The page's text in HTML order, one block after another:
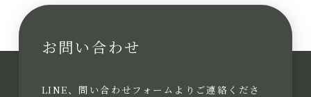
お問い合わせ
LINE、問い合わせフォームよりご連絡くださ